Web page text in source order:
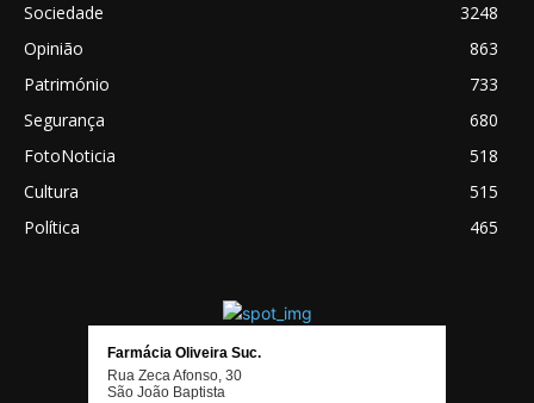
Sociedade
3248
Opinião
863
Património
733
Segurança
680
FotoNoticia
518
Cultura
515
Política
465